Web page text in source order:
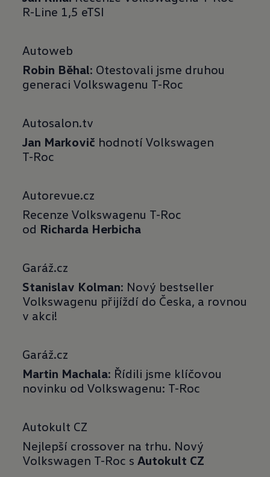
R-Line 1,5 eTSI
Autoweb
Robin Běhal: Otestovali jsme druhou
generaci Volkswagenu T-Roc
Autosalon.tv
Jan Markovič hodnotí Volkswagen
T-Roc
Autorevue.cz
Recenze Volkswagenu T-Roc
od Richarda Herbicha
Garáž.cz
Stanislav Kolman: Nový bestseller
Volkswagenu přijíždí do Česka, a rovnou
v akci!
Garáž.cz
Martin Machala: Řídili jsme klíčovou
novinku od Volkswagenu: T-Roc
Autokult CZ
Nejlepší crossover na trhu. Nový
Volkswagen T-Roc sAutokult CZ